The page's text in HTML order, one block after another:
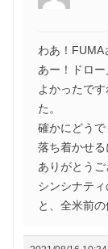
わあ！
あー！ドロ
よかったで
た。
確かにどう
落ち着かせる
ありがとうご
シンシナテ
と、全米前の